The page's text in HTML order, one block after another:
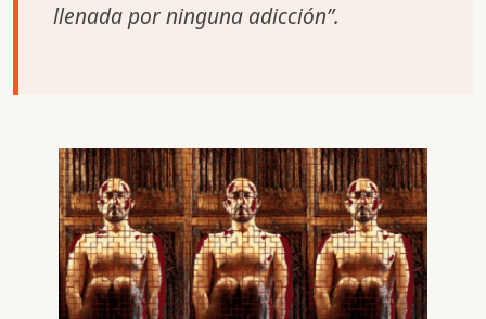
llenada por ninguna adicción”.